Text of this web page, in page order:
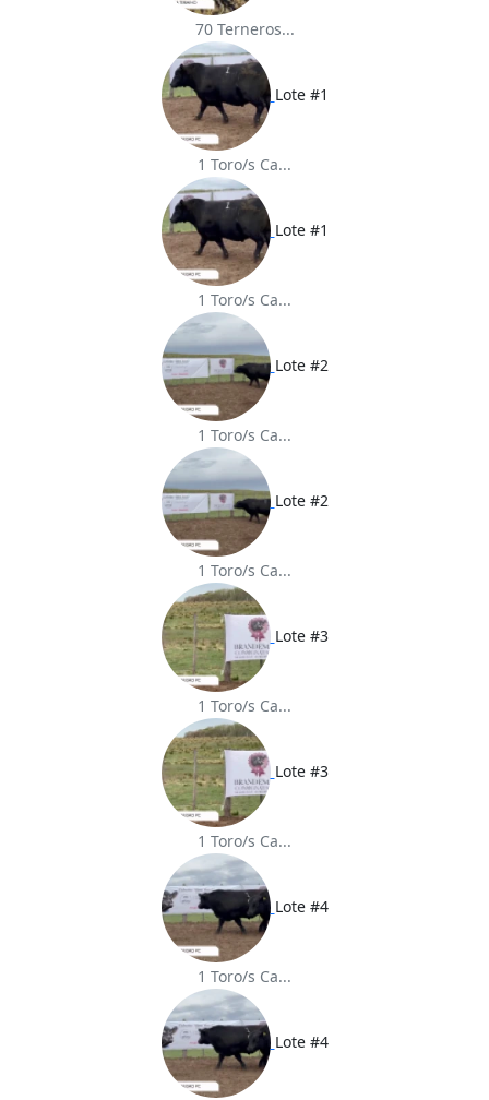
70 Terneros...
Lote #1
1 Toro/s Ca...
Lote #1
1 Toro/s Ca...
Lote #2
1 Toro/s Ca...
Lote #2
1 Toro/s Ca...
Lote #3
1 Toro/s Ca...
Lote #3
1 Toro/s Ca...
Lote #4
1 Toro/s Ca...
Lote #4